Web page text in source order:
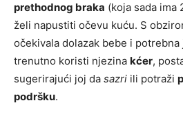
prethodnog braka (koja sada ima
želi napustiti očevu kuću. S
očekivala dolazak bebe i
trenutno koristi njezina kćer,
sugerirajući joj da sazri ili potraži
podršku.